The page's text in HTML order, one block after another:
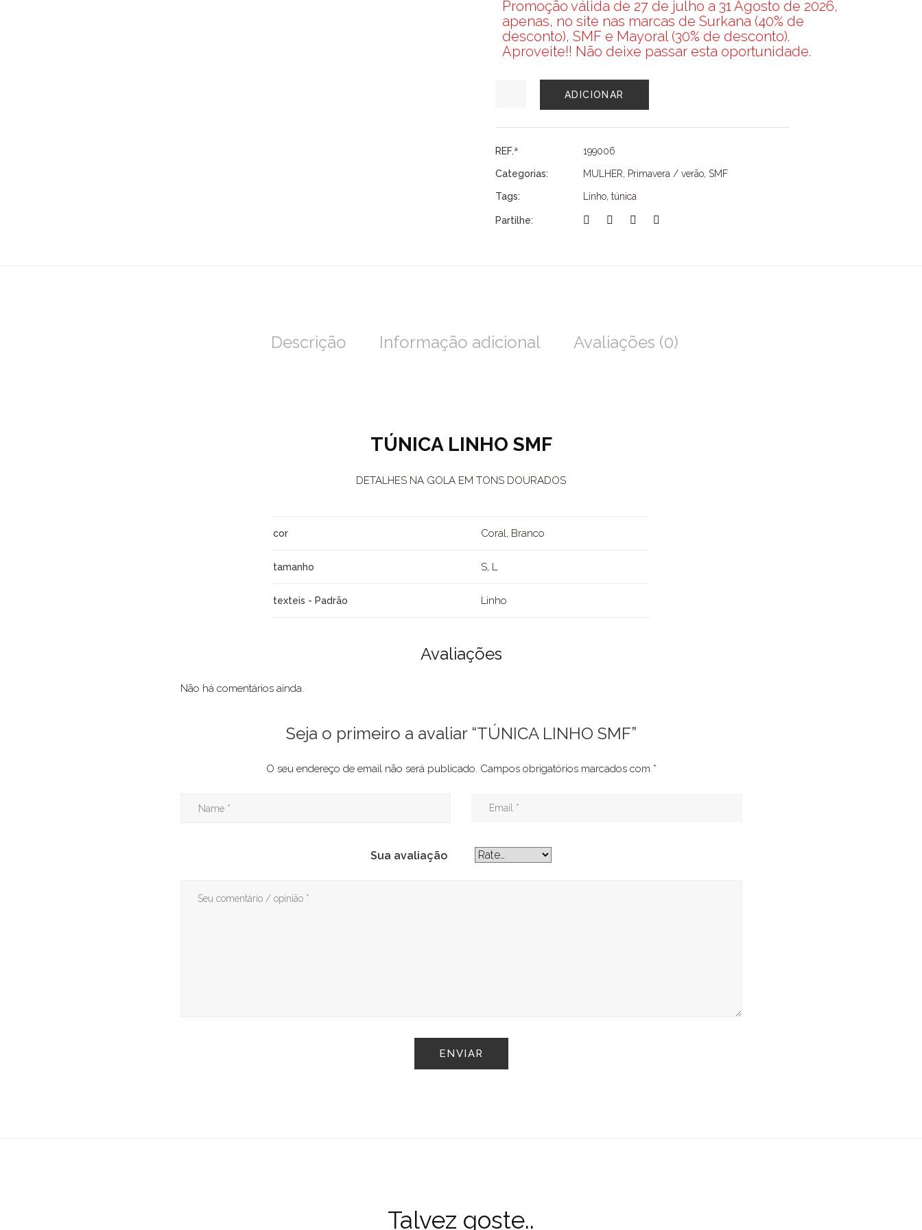
Promoção válida de 27 de julho a 31 Agosto de 2026,
apenas, no site nas marcas de Surkana (40% de
desconto), SMF e Mayoral (30% de desconto).
Aproveite!! Não deixe passar esta oportunidade.
LINHO
SMF
ADICIONAR
REF.ª 199006
Categorias: MULHER, Primavera / verão, SMF
Tags: Linho, túnica
Partilhe:
Descrição Informação adicional Avaliações (0)
TÚNICA LINHO SMF
DETALHES NA GOLA EM TONS DOURADOS
cor Coral, Branco
tamanho S, L
texteis - Padrão Linho
Avaliações
Não há comentários ainda.
Seja o primeiro a avaliar “TÚNICA LINHO SMF”
O seu endereço de email não será publicado. Campos obrigatórios marcados com *
Sua avaliação
Talvez goste..